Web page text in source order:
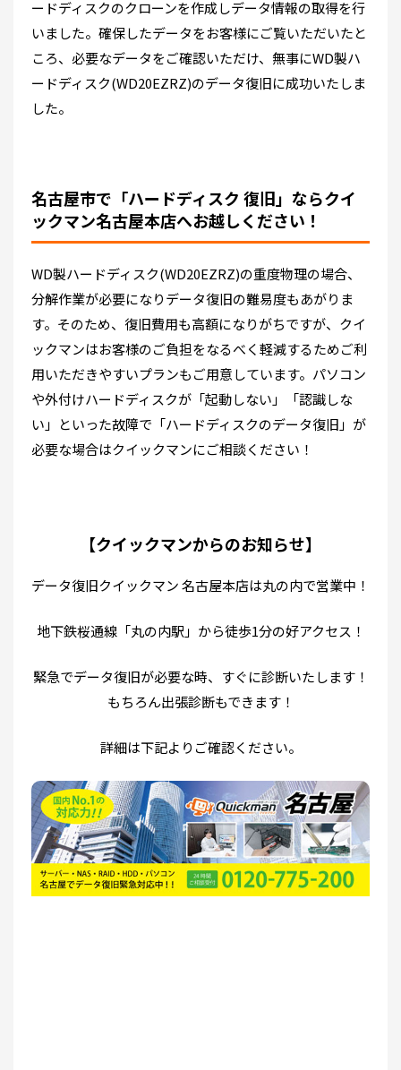
ードディスクのクローンを作成しデータ情報の取得を行
いました。確保したデータをお客様にご覧いただいたと
ころ、必要なデータをご確認いただけ、無事にWD製ハ
ードディスク(WD20EZRZ)のデータ復旧に成功いたしま
した。
名古屋市で「ハードディスク 復旧」ならクイ
ックマン名古屋本店へお越しください！
WD製ハードディスク(WD20EZRZ)の重度物理の場合、
分解作業が必要になりデータ復旧の難易度もあがりま
す。そのため、復旧費用も高額になりがちですが、クイ
ックマンはお客様のご負担をなるべく軽減するためご利
用いただきやすいプランもご用意しています。パソコン
や外付けハードディスクが「起動しない」「認識しな
い」といった故障で「ハードディスクのデータ復旧」が
必要な場合はクイックマンにご相談ください！
【クイックマンからのお知らせ】
データ復旧クイックマン 名古屋本店は丸の内で営業中！
地下鉄桜通線「丸の内駅」から徒歩1分の好アクセス！
緊急でデータ復旧が必要な時、すぐに診断いたします！
もちろん出張診断もできます！
詳細は下記よりご確認ください。